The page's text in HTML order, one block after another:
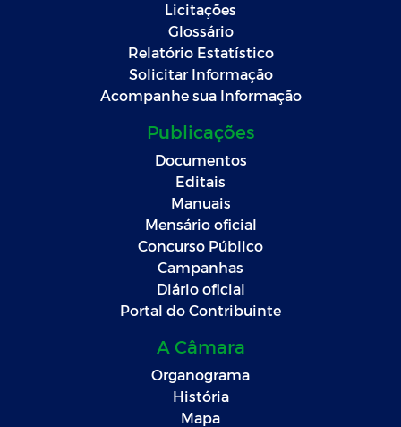
Licitações
Glossário
Relatório Estatístico
Solicitar Informação
Acompanhe sua Informação
Publicações
Documentos
Editais
Manuais
Mensário oficial
Concurso Público
Campanhas
Diário oficial
Portal do Contribuinte
A Câmara
Organograma
História
Mapa